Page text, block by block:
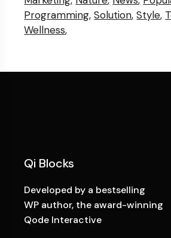
Programming Solution Style
Wellness
Qi Blocks
Developed by a bestselling
WP author, the award-winning
Qode Interactive